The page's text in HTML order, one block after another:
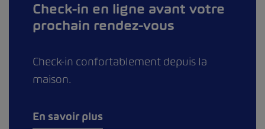
Check-in en ligne avant votre
prochain rendez-vous
Check-in confortablement depuis la
maison.
En savoir plus